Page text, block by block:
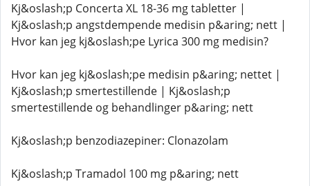
Kj&oslash;p Concerta XL 18-36 mg tabletter |
Kj&oslash;p angstdempende medisin p&aring; nett |
Hvor kan jeg kj&oslash;pe Lyrica 300 mg medisin?
Hvor kan jeg kj&oslash;pe medisin p&aring; nettet |
Kj&oslash;p smertestillende | Kj&oslash;p
smertestillende og behandlinger p&aring; nett
Kj&oslash;p benzodiazepiner: Clonazolam
Kj&oslash;p Tramadol 100 mg p&aring; nett